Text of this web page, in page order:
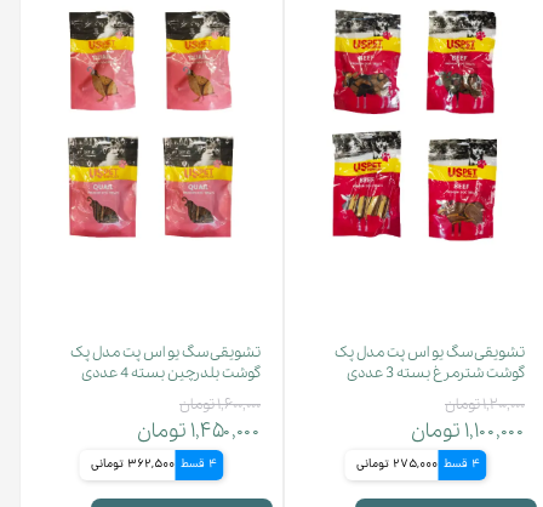
تشویقی سگ یو اس پت مدل پک
گوشت شترمرغ بسته 3 عددی
۱,۲۰۰,۰۰۰ تومان
۱,۱۰۰,۰۰۰ تومان
4 قسط 275,000 تومانی
تشویقی سگ یو اس پت مدل پک
گوشت بلدرچین بسته 4 عددی
۱,۶۰۰,۰۰۰ تومان
۱,۴۵۰,۰۰۰ تومان
4 قسط 362,500 تومانی